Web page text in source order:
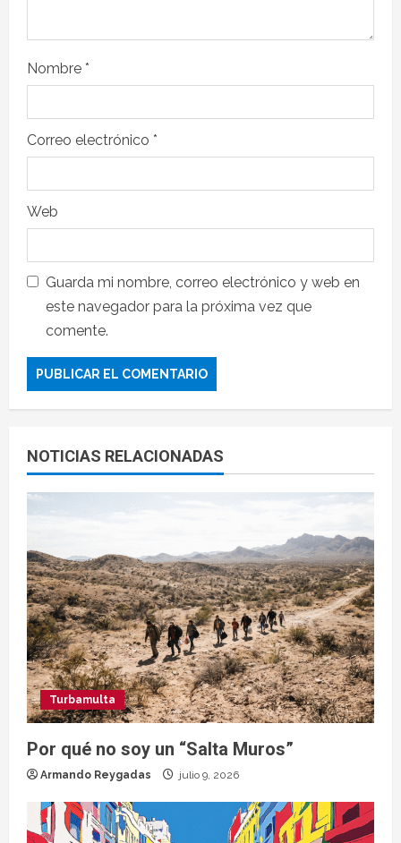
Nombre *
Correo electrónico *
Web
Guarda mi nombre, correo electrónico y web en
este navegador para la próxima vez que
comente.
NOTICIAS RELACIONADAS
Turbamulta
Por qué no soy un “Salta Muros”
Armando Reygadas julio 9, 2026